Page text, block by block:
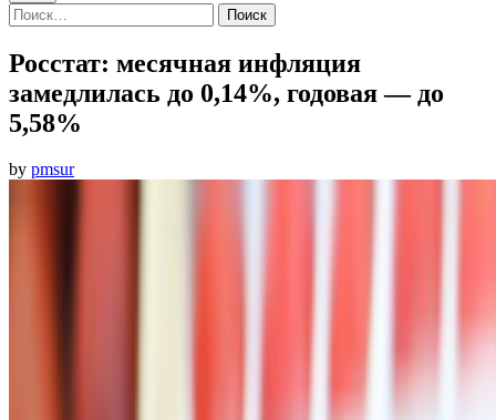
Найти:
Росстат: месячная инфляция
замедлилась до 0,14%, годовая — до
5,58%
by pmsur